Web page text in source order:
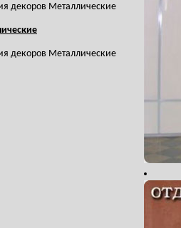
декоров Металлические
декоров Металлические